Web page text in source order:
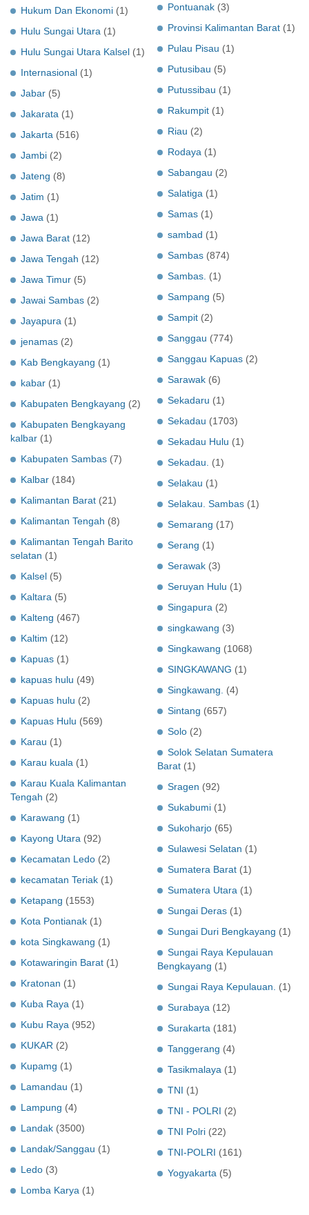
Hukum Dan Ekonomi (1)
Hulu Sungai Utara (1)
Hulu Sungai Utara Kalsel (1)
Internasional (1)
Jabar (5)
Jakarata (1)
Jakarta (516)
Jambi (2)
Jateng (8)
Jatim (1)
Jawa (1)
Jawa Barat (12)
Jawa Tengah (12)
Jawa Timur (5)
Jawai Sambas (2)
Jayapura (1)
jenamas (2)
Kab Bengkayang (1)
kabar (1)
Kabupaten Bengkayang (2)
Kabupaten Bengkayang
kalbar (1)
Kabupaten Sambas (7)
Kalbar (184)
Kalimantan Barat (21)
Kalimantan Tengah (8)
Kalimantan Tengah Barito
selatan (1)
Kalsel (5)
Kaltara (5)
Kalteng (467)
Kaltim (12)
Kapuas (1)
kapuas hulu (49)
Kapuas hulu (2)
Kapuas Hulu (569)
Karau (1)
Karau kuala (1)
Karau Kuala Kalimantan
Tengah (2)
Karawang (1)
Kayong Utara (92)
Kecamatan Ledo (2)
kecamatan Teriak (1)
Ketapang (1553)
Kota Pontianak (1)
kota Singkawang (1)
Kotawaringin Barat (1)
Kratonan (1)
Kuba Raya (1)
Kubu Raya (952)
KUKAR (2)
Kupamg (1)
Lamandau (1)
Lampung (4)
Landak (3500)
Landak/Sanggau (1)
Ledo (3)
Lomba Karya (1)
Pontuanak (3)
Provinsi Kalimantan Barat (1)
Pulau Pisau (1)
Putusibau (5)
Putussibau (1)
Rakumpit (1)
Riau (2)
Rodaya (1)
Sabangau (2)
Salatiga (1)
Samas (1)
sambad (1)
Sambas (874)
Sambas. (1)
Sampang (5)
Sampit (2)
Sanggau (774)
Sanggau Kapuas (2)
Sarawak (6)
Sekadaru (1)
Sekadau (1703)
Sekadau Hulu (1)
Sekadau.
(1)
Selakau (1)
Selakau. Sambas (1)
Semarang (17)
Serang (1)
Serawak (3)
Seruyan Hulu (1)
Singapura (2)
singkawang (3)
Singkawang (1068)
SINGKAWANG (1)
Singkawang.
(4)
Sintang (657)
Solo (2)
Solok Selatan Sumatera
Barat (1)
Sragen (92)
Sukabumi (1)
Sukoharjo (65)
Sulawesi Selatan (1)
Sumatera Barat (1)
Sumatera Utara (1)
Sungai Deras (1)
Sungai Duri Bengkayang (1)
Sungai Raya Kepulauan
Bengkayang (1)
Sungai Raya Kepulauan.
(1)
Surabaya (12)
Surakarta (181)
Tanggerang (4)
Tasikmalaya (1)
TNI (1)
TNI - POLRI (2)
TNI Polri (22)
TNI-POLRI (161)
Yogyakarta (5)